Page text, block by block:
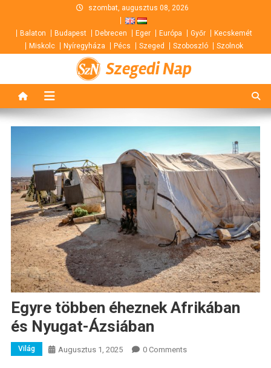
content
szombat, augusztus 08, 2026
Balaton Budapest Debrecen Eger Európa Győr
Kecskemét
Miskolc
Nyíregyháza Pécs Szeged Szoboszló Szolnok
Szegedi Nap
Egyre többen éheznek Afrikában
és Nyugat-Ázsiában
Világ Augusztus 1, 2025 0 Comments